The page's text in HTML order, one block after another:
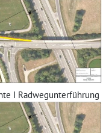
I Radwegunterführung